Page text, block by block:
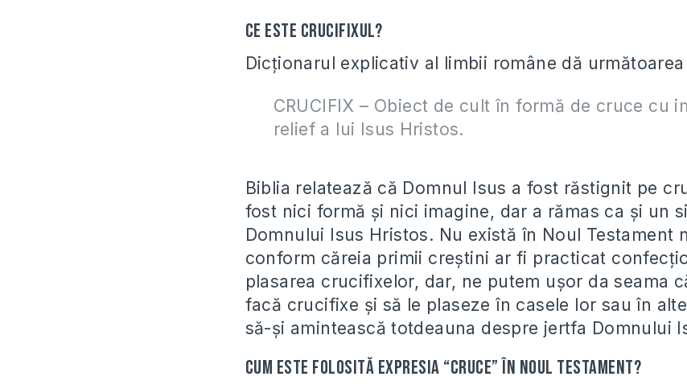
Ce este crucifixul?
Dicţionarul explicativ al limbii române dă
CRUCIFIX – Obiect de cult în formă de cruce cu
relief a lui Isus Hristos.
Biblia relatează că Domnul Isus a fost răstignit pe
fost nici formă şi nici imagine, dar a rămas ca şi un
Domnului Isus Hristos. Nu există în Noul Testament
conform căreia primii creştini ar fi practicat
plasarea crucifixelor, dar, ne putem uşor da seama
facă crucifixe şi să le plaseze în casele lor sau în
să-şi amintească totdeauna despre jertfa Domnului
Cum este folosită expresia “cruce” în Noul Testament?